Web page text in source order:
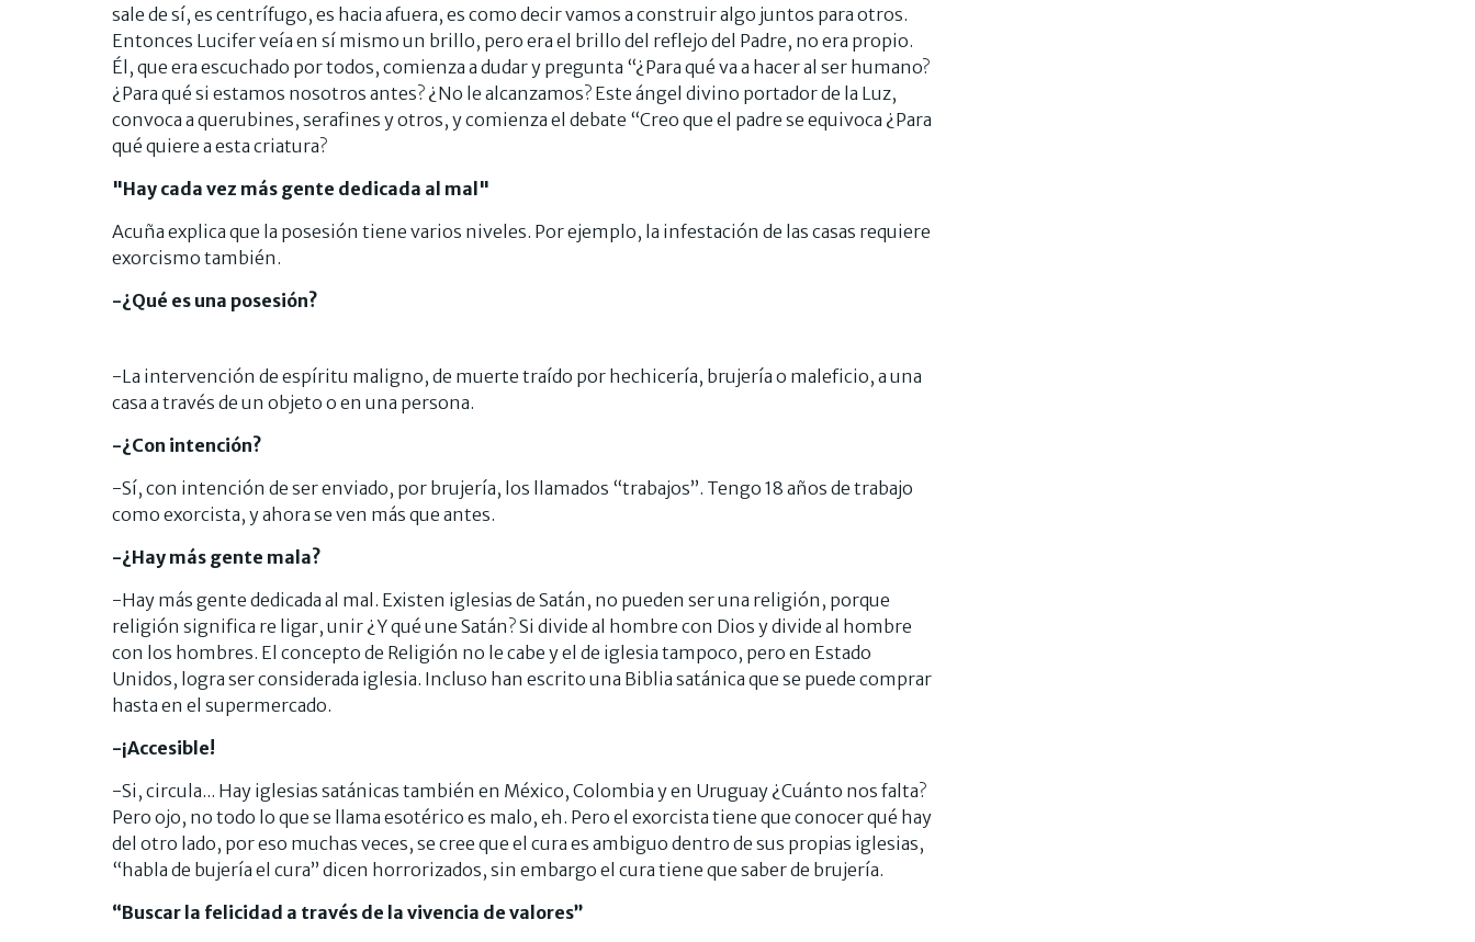
sale de sí, es centrífugo, es hacia afuera, es como decir vamos a construir algo juntos para otros.
Entonces Lucifer veía en sí mismo un brillo, pero era el brillo del reflejo del Padre, no era propio.
Él, que era escuchado por todos, comienza a dudar y pregunta “¿Para qué va a hacer al ser humano?
¿Para qué si estamos nosotros antes? ¿No le alcanzamos? Este ángel divino portador de la Luz,
convoca a querubines, serafines y otros, y comienza el debate “Creo que el padre se equivoca ¿Para
qué quiere a esta criatura?
"Hay cada vez más gente dedicada al mal"
Acuña explica que la posesión tiene varios niveles. Por ejemplo, la infestación de las casas requiere
exorcismo también.
-¿Qué es una posesión?
-La intervención de espíritu maligno, de muerte traído por hechicería, brujería o maleficio, a una
casa a través de un objeto o en una persona.
-¿Con intención?
-Sí, con intención de ser enviado, por brujería, los llamados “trabajos”. Tengo 18 años de trabajo
como exorcista, y ahora se ven más que antes.
-¿Hay más gente mala?
-Hay más gente dedicada al mal. Existen iglesias de Satán, no pueden ser una religión, porque
religión significa re ligar, unir ¿Y qué une Satán? Si divide al hombre con Dios y divide al hombre
con los hombres. El concepto de Religión no le cabe y el de iglesia tampoco, pero en Estado
Unidos, logra ser considerada iglesia. Incluso han escrito una Biblia satánica que se puede comprar
hasta en el supermercado.
-¡Accesible!
-Si, circula... Hay iglesias satánicas también en México, Colombia y en Uruguay ¿Cuánto nos falta?
Pero ojo, no todo lo que se llama esotérico es malo, eh. Pero el exorcista tiene que conocer qué hay
del otro lado, por eso muchas veces, se cree que el cura es ambiguo dentro de sus propias iglesias,
“habla de bujería el cura” dicen horrorizados, sin embargo el cura tiene que saber de brujería.
“Buscar la felicidad a través de la vivencia de valores”